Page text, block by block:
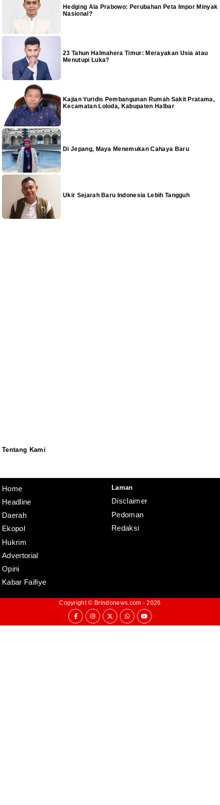
Hedging Ala Prabowo: Perubahan Peta Impor Minyak
Nasional?
23 Tahun Halmahera Timur: Merayakan Usia atau
Menutupi Luka?
Kajian Yuridis Pembangunan Rumah Sakit Pratama,
Kecamatan Loloda, Kabupaten Halbar
Di Jepang, Maya Menemukan Cahaya Baru
Ukir Sejarah Baru Indonesia Lebih Tangguh
Tentang Kami
Home
Headline
Daerah
Ekopol
Hukrim
Advertorial
Opini
Kabar Faifiye
Laman
Disclaimer
Pedoman
Redaksi
Copyright © Brindonews.com - 2026